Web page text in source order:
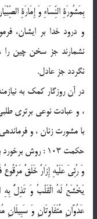
بِمَشُورَةِ النِّسَاءِ وَ إِمَارَةِ
و درود خدا بر ایشان،
نشمارند جز سخن چين را ،
نگردد جز عادل.
در آن روزگار كمك به
، و عبادت نوعى برترى
با مشورت زنان ، و
حكمت 103 : روش برخورد با دنيا (اخلاقى)
وَ رُئِيَ عَلَيْهِ إِزَارٌ خَلَقٌ
يَخْشَعُ لَهُ الْقَلْبُ وَ تَذِلُّ بِهِ
عَدُوَّانِ مُتَفَاوِتَانِ وَ سَبِيلَانِ